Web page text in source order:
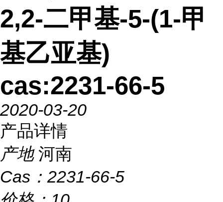
2,2-二甲基-5-(1-甲
基乙亚基)
cas:2231-66-5
2020-03-20
产品详情
产地 河南
Cas： 2231-66-5